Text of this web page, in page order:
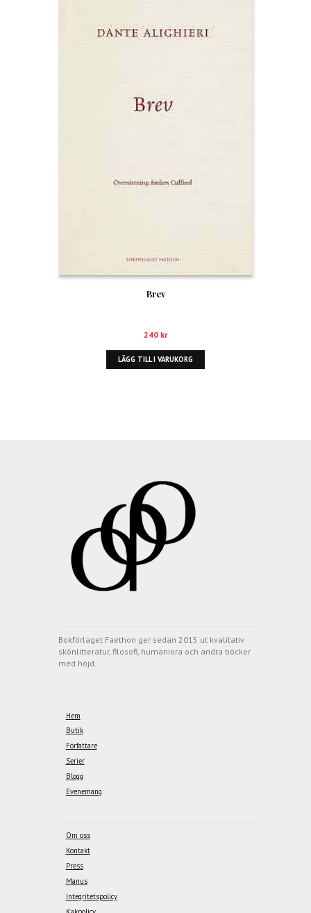
Brev
240 kr
LÄGG TILL I VARUKORG
Bokförlaget Faethon ger sedan 2015 ut kvalitativ
skönlitteratur, filosofi, humaniora och andra böcker
med höjd.
Hem
Butik
Författare
Serier
Blogg
Evenemang
Om oss
Kontakt
Press
Manus
Integritetspolicy